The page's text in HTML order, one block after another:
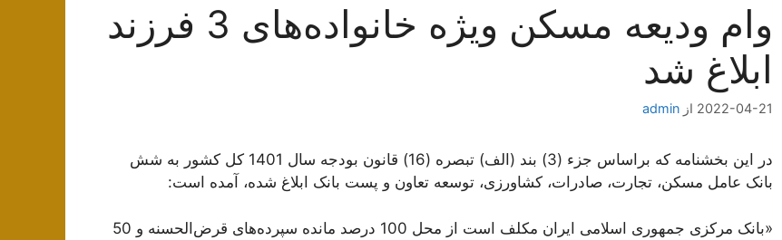
وام ودیعه مسکن ویژه خانواده‌های 3 فرزند
ابلاغ شد
2022-04-21 از admin
در این بخشنامه که براساس جزء (3) بند (الف) تبصره (16) قانون بودجه سال 1401 کل کشور به شش
بانک عامل مسکن، تجارت، صادرات، کشاورزی، توسعه تعاون و پست بانک ابلاغ شده، آمده است:
«بانک مرکزی جمهوری اسلامی ایران مکلف است از محل 100 درصد مانده سپرده‌های قرض‌الحسنه و 50